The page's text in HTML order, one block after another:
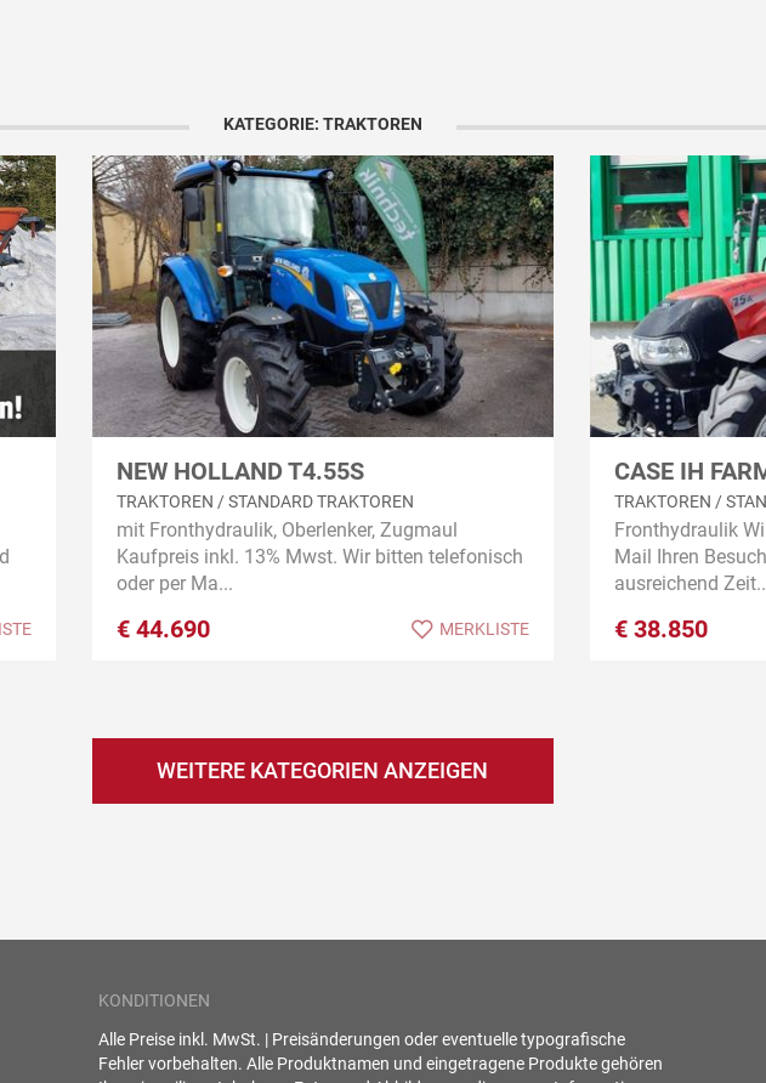
KATEGORIE: TRAKTOREN
NEW HOLLAND T4.55S
TRAKTOREN / STANDARD TRAKTOREN
mit Fronthydraulik, Oberlenker, Zugmaul
Kaufpreis inkl. 13% Mwst. Wir bitten telefonisch
oder per Ma...
€ 44.690 MERKLISTE
CASE IH
TRAKTOREN /
Fronthydraulik
Mail Ihren
ausreichend
€ 38.850
WEITERE KATEGORIEN ANZEIGEN
KONDITIONEN
Alle Preise inkl. MwSt. | Preisänderungen oder eventuelle typografische
Fehler vorbehalten. Alle Produktnamen und eingetragene Produkte gehören